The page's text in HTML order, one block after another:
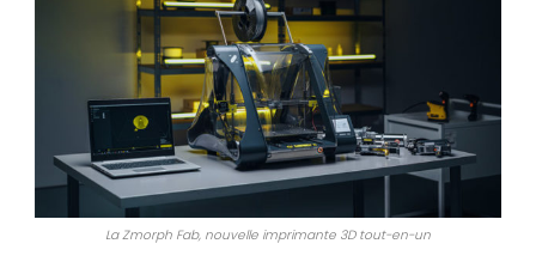
La Zmorph Fab, nouvelle imprimante 3D tout-en-un